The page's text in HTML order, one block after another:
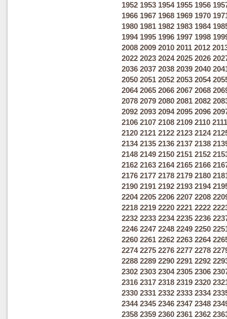
1952 1953 1954 1955 1956
1966 1967 1968 1969 1970
1980 1981 1982 1983 1984
1994 1995 1996 1997 1998
2008 2009 2010 2011 2012
2022 2023 2024 2025 2026
2036 2037 2038 2039 2040
2050 2051 2052 2053 2054
2064 2065 2066 2067 2068
2078 2079 2080 2081 2082
2092 2093 2094 2095 2096
2106 2107 2108 2109 2110 2111
2120 2121 2122 2123 2124
2134 2135 2136 2137 2138
2148 2149 2150 2151 2152
2162 2163 2164 2165 2166
2176 2177 2178 2179 2180
2190 2191 2192 2193 2194
2204 2205 2206 2207 2208
2218 2219 2220 2221 2222
2232 2233 2234 2235 2236
2246 2247 2248 2249 2250
2260 2261 2262 2263 2264
2274 2275 2276 2277 2278
2288 2289 2290 2291 2292
2302 2303 2304 2305 2306
2316 2317 2318 2319 2320
2330 2331 2332 2333 2334
2344 2345 2346 2347 2348
2358 2359 2360 2361 2362